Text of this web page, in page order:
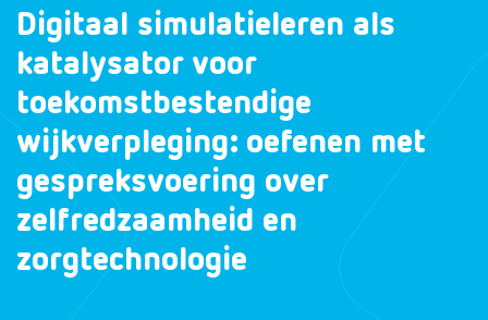
Digitaal simulatieleren als
katalysator voor
toekomstbestendige
wijkverpleging: oefenen met
gespreksvoering over
zelfredzaamheid en
zorgtechnologie